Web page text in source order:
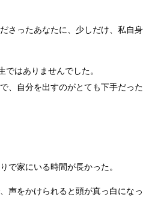
さったあなたに、少しだけ、私自身
ではありませんでした。
、自分を出すのがとても下手だった
で家にいる時間が長かった。
声をかけられると頭が真っ白になっ